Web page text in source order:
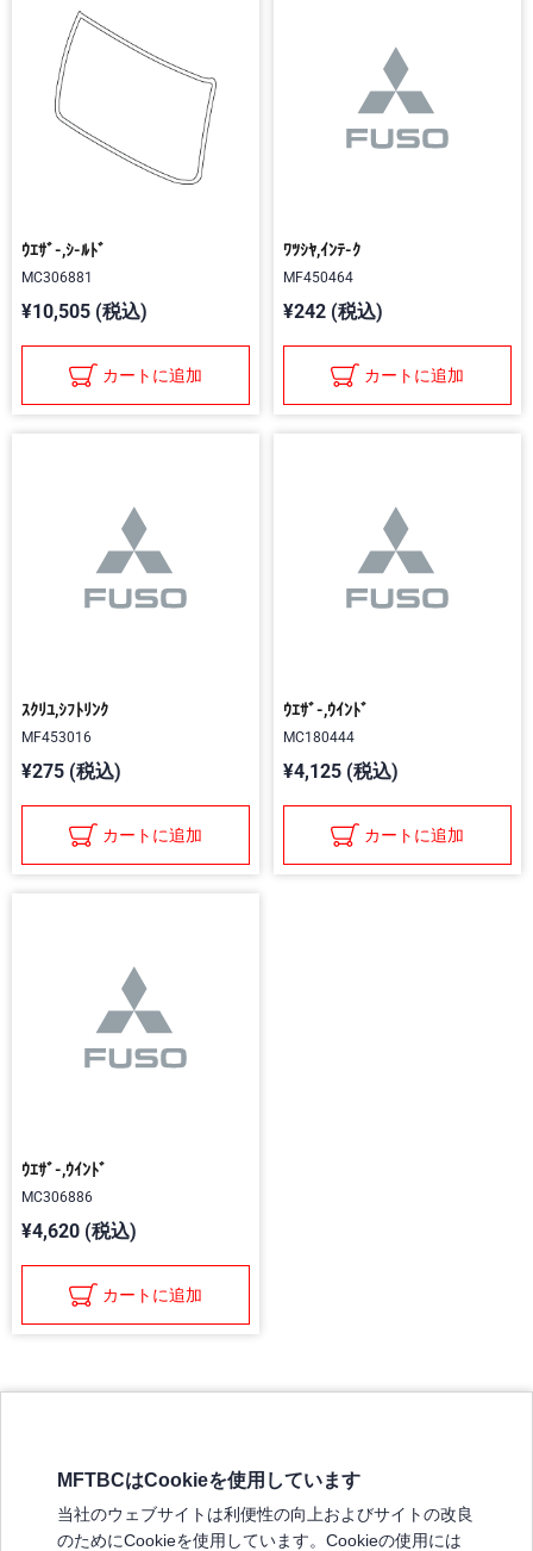
ｳｴｻﾞ-,ｼ-ﾙﾄﾞ
MC306881
¥10,505 (税込)
カートに追加
ﾜﾂｼﾔ,ｲﾝﾃ-ｸ
MF450464
¥242 (税込)
カートに追加
ｽｸﾘﾕ,ｼﾌﾄﾘﾝｸ
MF453016
¥275 (税込)
カートに追加
ｳｴｻﾞ-,ｳｲﾝﾄﾞ
MC180444
¥4,125 (税込)
カートに追加
ｳｴｻﾞ-,ｳｲﾝﾄﾞ
MC306886
¥4,620 (税込)
カートに追加
弊社の製品について
MFTBCはCookieを使用しています
当社のウェブサイトは利便性の向上およびサイトの改良
のためにCookieを使用しています。Cookieの使用には